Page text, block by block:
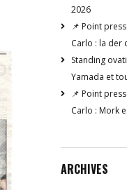
2026
📌 Point
Carlo : la der
Standing
Yamada et
📌 Point
Carlo : Mork
ARCHIVES